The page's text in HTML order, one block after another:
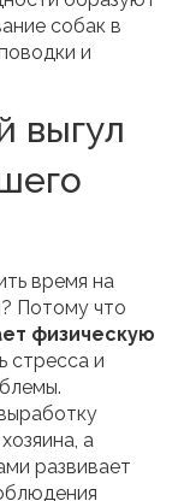
собак в
и
выгул
время на
Потому что
физическую
стресса и
а
развивает